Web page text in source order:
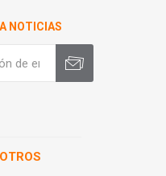
NOTICIAS